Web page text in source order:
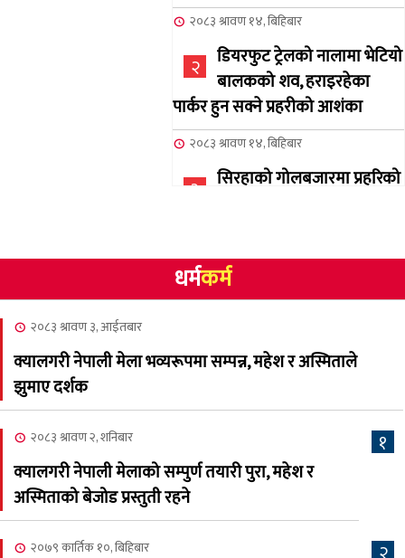
२०८३ श्रावण १४, बिहिबार
२
डियरफुट ट्रेलको नालामा भेटियो
बालकको शव, हराइरहेका
पार्कर हुन सक्ने प्रहरीको आशंका
२०८३ श्रावण १४, बिहिबार
३
सिरहाको गोलबजारमा प्रहरिको
४
NCSC को अध्यक्षमा घनेन्द्र
न्यौपाने बिजयी
नेप्लिज सोसाइटि अफ
२०८३ श्रावण ६, बुधबार
कामना खबर पत्रिका
धर्मकर्म
२०८३ श्रावण ३, आईतबार
क्यालगरी नेपाली मेला भव्यरूपमा सम्पन्न, महेश र अस्मिताले
झुमाए दर्शक
१
२०८३ श्रावण २, शनिबार
क्यालगरी नेपाली मेलाको सम्पुर्ण तयारी पुरा, महेश र
अस्मिताको बेजोड प्रस्तुती रहने
२०७९ कार्तिक १०, बिहिबार